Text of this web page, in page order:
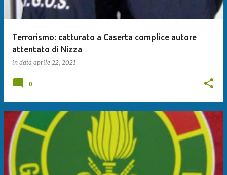
Terrorismo: catturato a Caserta complice autore
attentato di Nizza
in data aprile 22, 2021
0